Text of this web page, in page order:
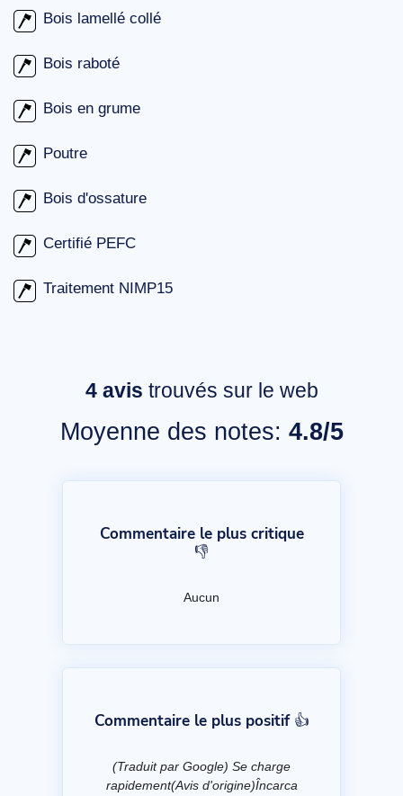
Bois lamellé collé
Bois raboté
Bois en grume
Poutre
Bois d'ossature
Certifié PEFC
Traitement NIMP15
4 avis trouvés sur le web
Moyenne des notes: 4.8/5
Commentaire le plus critique
👎
Aucun
Commentaire le plus positif 👍
(Traduit par Google) Se charge
rapidement(Avis d'origine)Încarca